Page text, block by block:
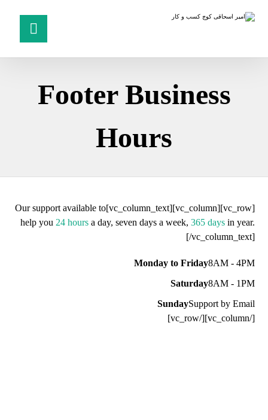
Footer Business
Hours
[vc_row][vc_column][vc_column_text]Our support available to
help you 24 hoursa day, seven days a week, 365 daysin year.
[/vc_column_text]
Monday to Friday8AM - 4PM
Saturday8AM - 1PM
SundaySupport by Email
[/vc_column][/vc_row]